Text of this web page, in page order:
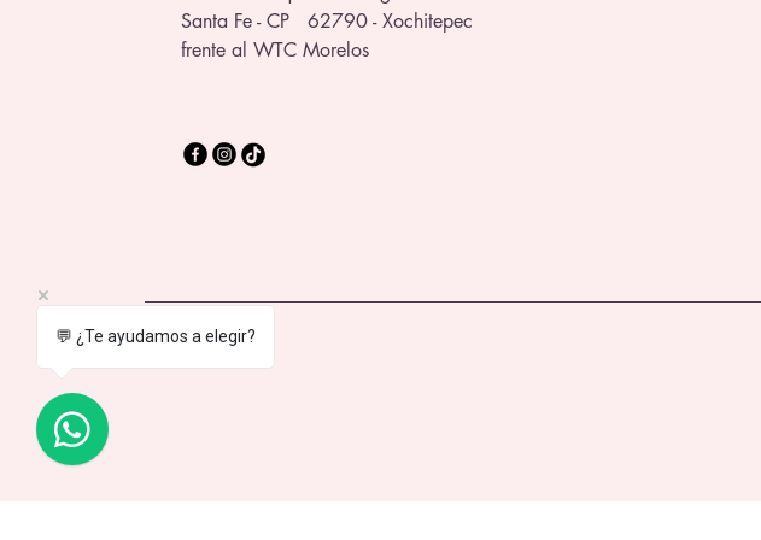
Santa Fe - CP 62790 - Xochitepec
frente al WTC Morelos
💬 ¿Te ayudamos a elegir?